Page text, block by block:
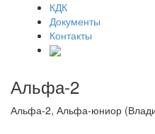
КДК
Документы
Контакты
Альфа-2
Альфа-2, Альфа-юниор